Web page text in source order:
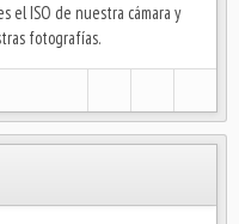
el ISO de nuestra cámara y
fotografías.